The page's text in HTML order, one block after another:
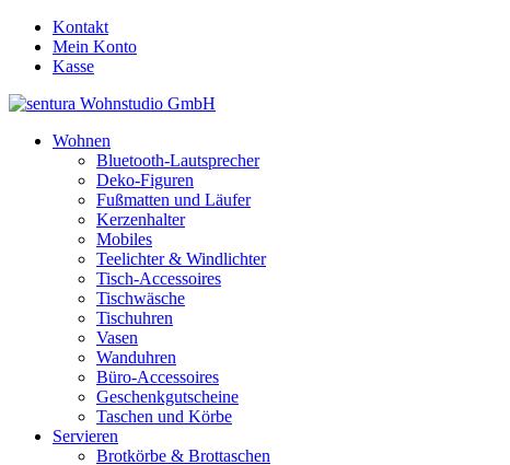
Kontakt
Mein Konto
Kasse
Wohnen
Bluetooth-Lautsprecher
Deko-Figuren
Fußmatten und Läufer
Kerzenhalter
Mobiles
Teelichter & Windlichter
Tisch-Accessoires
Tischwäsche
Tischuhren
Vasen
Wanduhren
Büro-Accessoires
Geschenkgutscheine
Taschen und Körbe
Servieren
Brotkörbe & Brottaschen